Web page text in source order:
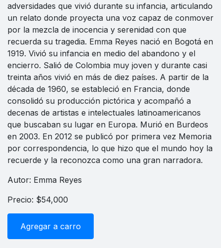
adversidades que vivió durante su infancia, articulando
un relato donde proyecta una voz capaz de conmover
por la mezcla de inocencia y serenidad con que
recuerda su tragedia. Emma Reyes nació en Bogotá en
1919. Vivió su infancia en medio del abandono y el
encierro. Salió de Colombia muy joven y durante casi
treinta años vivió en más de diez países. A partir de la
década de 1960, se estableció en Francia, donde
consolidó su producción pictórica y acompañó a
decenas de artistas e intelectuales latinoamericanos
que buscaban su lugar en Europa. Murió en Burdeos
en 2003. En 2012 se publicó por primera vez Memoria
por correspondencia, lo que hizo que el mundo hoy la
recuerde y la reconozca como una gran narradora.
Autor: Emma Reyes
Precio: $54,000
Agregar a carro